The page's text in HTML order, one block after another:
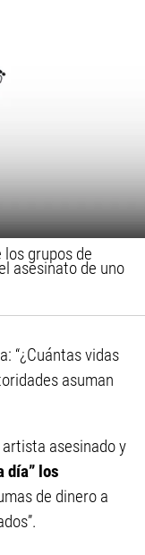
grupos de
asesinato de uno
“¿Cuántas vidas
asuman
asesinado y
día” los
de dinero a